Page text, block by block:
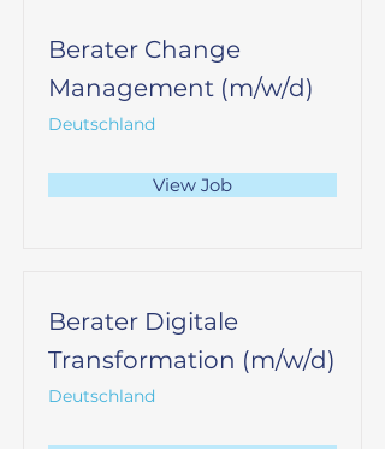
Berater Change
Management (m/w/d)
Deutschland
View Job
Berater Digitale
Transformation (m/w/d)
Deutschland